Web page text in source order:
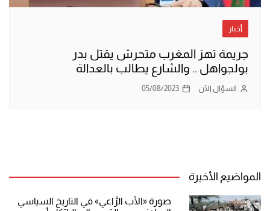
أخبار
جريمة تهز المغرب متحرش يقتل بدر
بولجواهل .. والشارع يطالب بالعدالة
السؤال الآن 05/08/2023
المواضيع الأخيرة
صورة «الأب الرَّاعي» في التاريخ السياسي